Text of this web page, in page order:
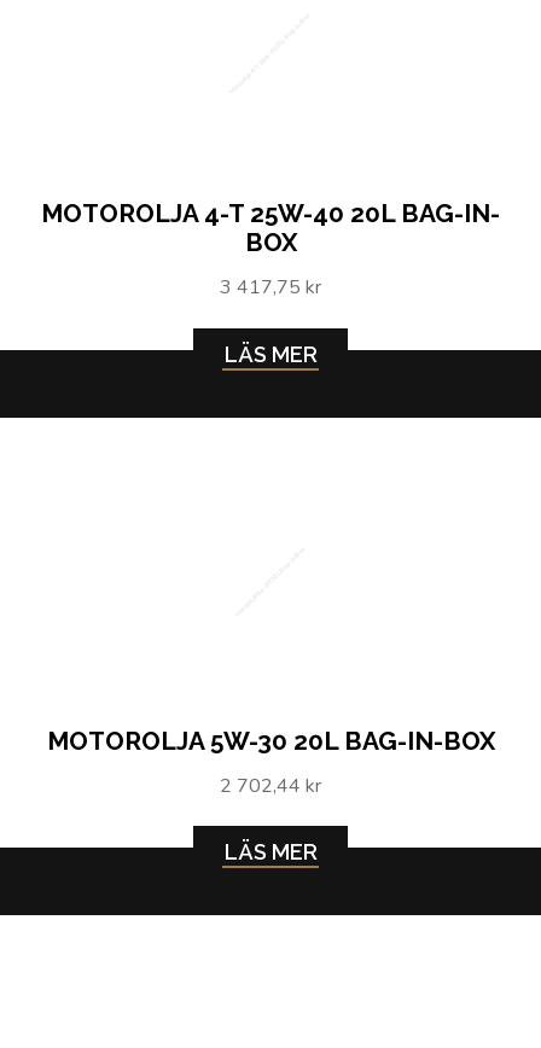
MOTOROLJA 4-T 25W-40 20L BAG-IN-
BOX
3 417,75 kr
LÄS MER
MOTOROLJA 5W-30 20L BAG-IN-BOX
2 702,44 kr
LÄS MER